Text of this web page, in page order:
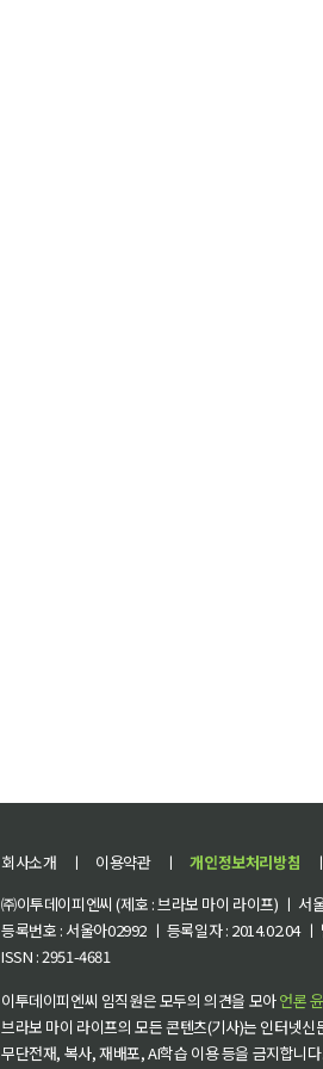
회사소개 ㅣ 이용약관 ㅣ 개인정보처리방침 ㅣ
㈜이투데이피엔씨 (제호 : 브라보 마이 라이프) ㅣ
등록번호 : 서울아02992 ㅣ 등록일자 : 2014.02.04
ISSN : 2951-4681
이투데이피엔씨 임직원은 모두의 의견을 모아언론
브라보 마이 라이프의 모든 콘텐츠(기사)는 인터넷
무단전재, 복사, 재배포, AI학습 이용 등을 금지합니다.